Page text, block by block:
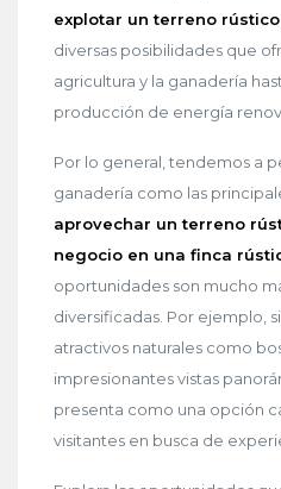
explotar un terreno rústico
diversas posibilidades que
agricultura y la ganadería
producción de energía
Por lo general, tendemos a
ganadería como las
aprovechar un terreno
negocio en una finca
oportunidades son mucho
diversificadas. Por ejemplo,
atractivos naturales como
impresionantes vistas
presenta como una opción
visitantes en busca de